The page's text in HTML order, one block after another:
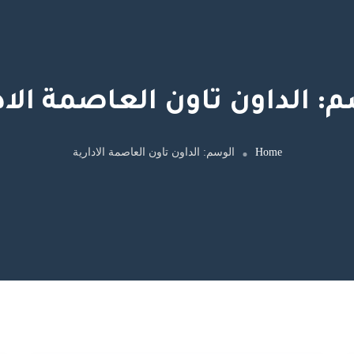
الداون تاون العاصمة
Home الوسم: الداون تاون العاصمة الادارية